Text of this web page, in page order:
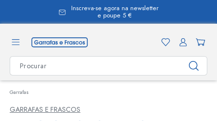
Inscreva-se agora na newsletter
e poupe 5 €
Garrafas
GARRAFAS E FRASCOS